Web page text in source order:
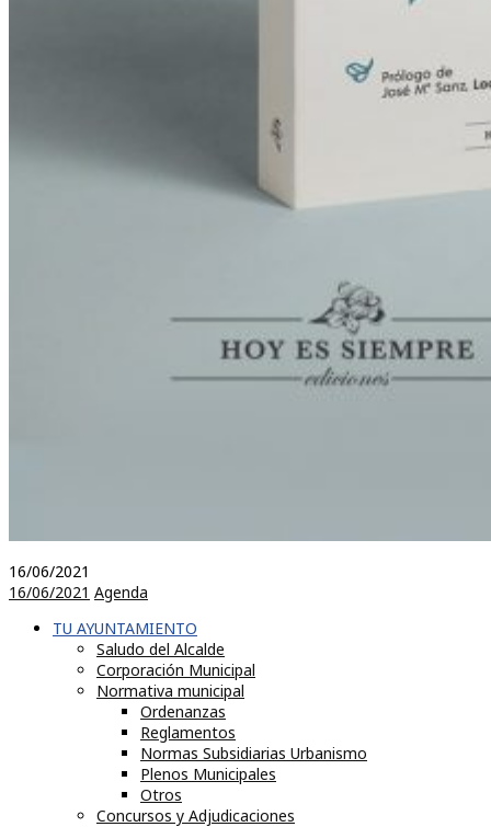
16/06/2021
16/06/2021 Agenda
TU AYUNTAMIENTO
Saludo del Alcalde
Corporación Municipal
Normativa municipal
Ordenanzas
Reglamentos
Normas Subsidiarias Urbanismo
Plenos Municipales
Otros
Concursos y Adjudicaciones